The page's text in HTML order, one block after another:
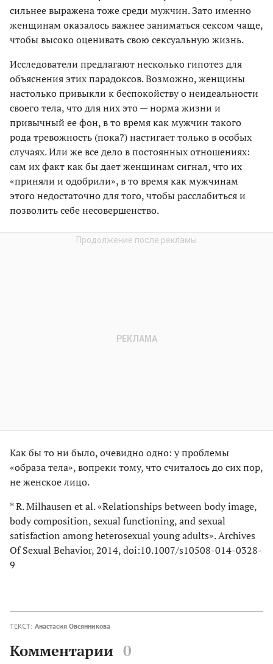
сильнее выражена тоже среди мужчин. Зато именно
женщинам оказалось важнее заниматься сексом чаще,
чтобы высоко оценивать свою сексуальную жизнь.
Исследователи предлагают несколько гипотез для
объяснения этих парадоксов. Возможно, женщины
настолько привыкли к беспокойству о неидеальности
своего тела, что для них это — норма жизни и
привычный ее фон, в то время как мужчин такого
рода тревожность (пока?) настигает только в особых
случаях. Или же все дело в постоянных отношениях:
сам их факт как бы дает женщинам сигнал, что их
«приняли и одобрили», в то время как мужчинам
этого недостаточно для того, чтобы расслабиться и
позволить себе несовершенство.
Как бы то ни было, очевидно одно: у проблемы
«образа тела», вопреки тому, что считалось до сих пор,
не женское лицо.
* R. Milhausen et al. «Relationships between body image,
body composition, sexual functioning, and sexual
satisfaction among heterosexual young adults». Archives
Of Sexual Behavior, 2014, doi:10.1007/s10508-014-0328-
9
ТЕКСТ: Анастасия Овсянникова
Комментарии 0